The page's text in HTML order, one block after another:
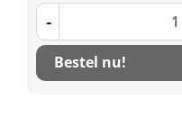
-
Bestel nu!